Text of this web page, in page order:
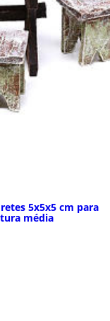
5x5x5 cm para
média